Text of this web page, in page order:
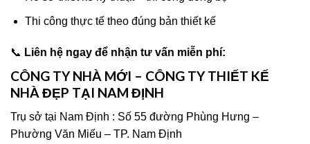
Thi công thực tế theo đúng bản thiết kế
📞 Liên hệ ngay để nhận tư vấn miễn phí:
CÔNG TY NHÀ MỚI – CÔNG TY THIẾT KẾ
NHÀ ĐẸP TẠI NAM ĐỊNH
Trụ sở tại Nam Định : Số 55 đường Phùng Hưng –
Phường Văn Miếu – TP. Nam Định